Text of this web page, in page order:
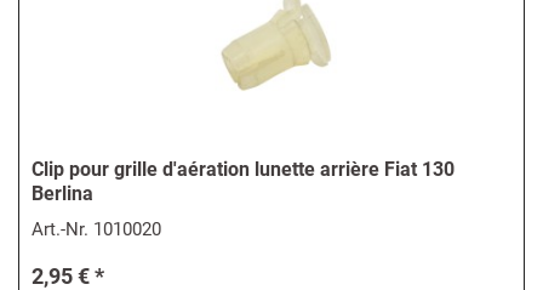
Clip pour grille d'aération lunette arrière Fiat 130
Berlina
Art.-Nr. 1010020
2,95 € *